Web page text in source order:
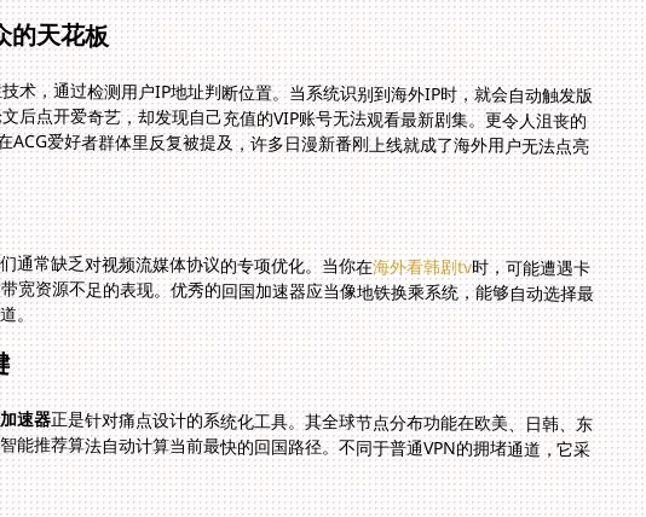
的天花板
术，通过检测用户IP地址判断位置。当系统识别到海外IP时，就会自动触发版
后点开爱奇艺，却发现自己充值的VIP账号无法观看最新剧集。更令人沮丧的
ACG爱好者群体里反复被提及，许多日漫新番刚上线就成了海外用户无法点亮
通常缺乏对视频流媒体协议的专项优化。当你在海外看韩剧tv时，可能遭遇卡
顿频繁、分辨率自动降低的状况，这正是带宽资源不足的表现。优秀的回国加速器应当像地铁换乘系统，能够自动选择最
。
速器正是针对痛点设计的系统化工具。其全球节点分布功能在欧美、日韩、东
南亚铺设专属服务器，当你打开优酷时，智能推荐算法自动计算当前最快的回国路径。不同于普通VPN的拥堵通道，它采